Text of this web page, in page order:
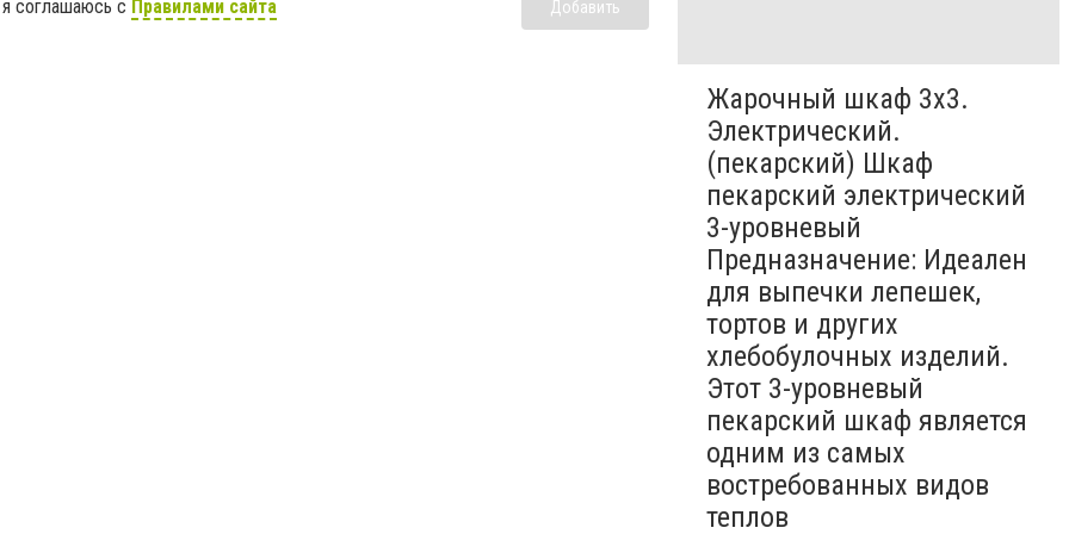
соглашаюсь с Правилами сайта Добавить
Жарочный шкаф 3х3.
Электрический.
(пекарский) Шкаф
пекарский электрический
3-уровневый
Предназначение: Идеален
для выпечки лепешек,
тортов и других
хлебобулочных изделий.
Этот 3-уровневый
пекарский шкаф является
одним из самых
востребованных видов
теплов